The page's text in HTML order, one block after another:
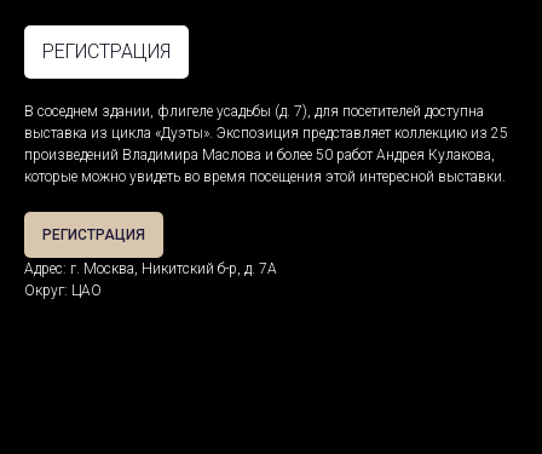
РЕГИСТРАЦИЯ
В соседнем здании, флигеле усадьбы (д. 7), для посетителей доступна
выставка из цикла «Дуэты». Экспозиция представляет коллекцию из 25
произведений Владимира Маслова и более 50 работ Андрея Кулакова,
которые можно увидеть во время посещения этой интересной выставки.
РЕГИСТРАЦИЯ
Адрес: г. Москва, Никитский б-р, д. 7А
Округ: ЦАО